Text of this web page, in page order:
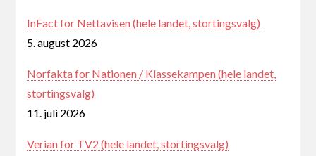
InFact for Nettavisen (hele landet, stortingsvalg)
5. august 2026
Norfakta for Nationen / Klassekampen (hele landet,
stortingsvalg)
11. juli 2026
Verian for TV2 (hele landet, stortingsvalg)